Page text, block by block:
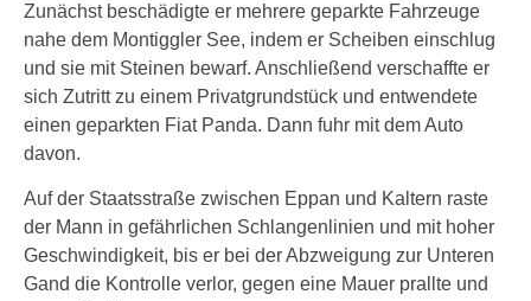
Zunächst beschädigte er mehrere geparkte Fahrzeuge
nahe dem Montiggler See, indem er Scheiben einschlug
und sie mit Steinen bewarf. Anschließend verschaffte er
sich Zutritt zu einem Privatgrundstück und entwendete
einen geparkten Fiat Panda. Dann fuhr mit dem Auto
davon.
Auf der Staatsstraße zwischen Eppan und Kaltern raste
der Mann in gefährlichen Schlangenlinien und mit hoher
Geschwindigkeit, bis er bei der Abzweigung zur Unteren
Gand die Kontrolle verlor, gegen eine Mauer prallte und